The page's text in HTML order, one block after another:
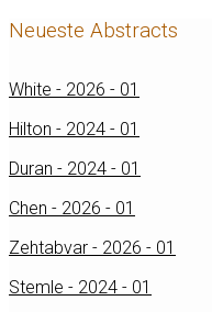
Neueste Abstracts
White - 2026 - 01
Hilton - 2024 - 01
Duran - 2024 - 01
Chen - 2026 - 01
Zehtabvar - 2026 - 01
Stemle - 2024 - 01